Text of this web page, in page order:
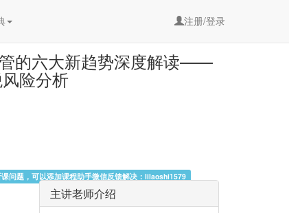
注册/登录
的六大新趋势深度解读——
险分析
问题，可以添加课程助手微信反馈解决：lilaoshi1579
主讲老师介绍